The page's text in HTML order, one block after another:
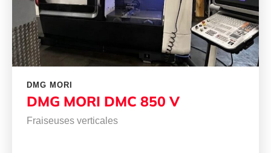
DMG MORI
DMG MORI DMC 850 V
Fraiseuses verticales